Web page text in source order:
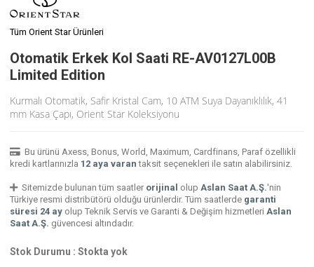
Tüm Orient Star Ürünleri
Otomatik Erkek Kol Saati RE-AV0127L00B
Limited Edition
Kurmalı Otomatik, Safir Kristal Cam, 10 ATM Suya Dayanıklılık, 41
mm Kasa Çapı, Orient Star Koleksiyonu
Bu ürünü Axess, Bonus, World, Maximum, Cardfinans, Paraf özellikli
kredi kartlarınızla 12 aya varan taksit seçenekleri ile satın alabilirsiniz.
Sitemizde bulunan tüm saatler orijinal olup Aslan Saat A.Ş.'nin
Türkiye resmi distribütörü olduğu ürünlerdir. Tüm saatlerde garanti
süresi 24 ay olup Teknik Servis ve Garanti & Değişim hizmetleri Aslan
Saat A.Ş. güvencesi altındadır.
Stok Durumu : Stokta yok